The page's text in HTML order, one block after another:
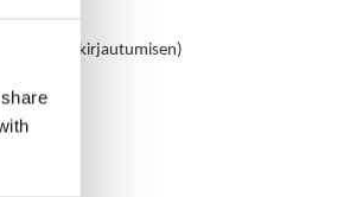
(vaatii kirjautumisen)